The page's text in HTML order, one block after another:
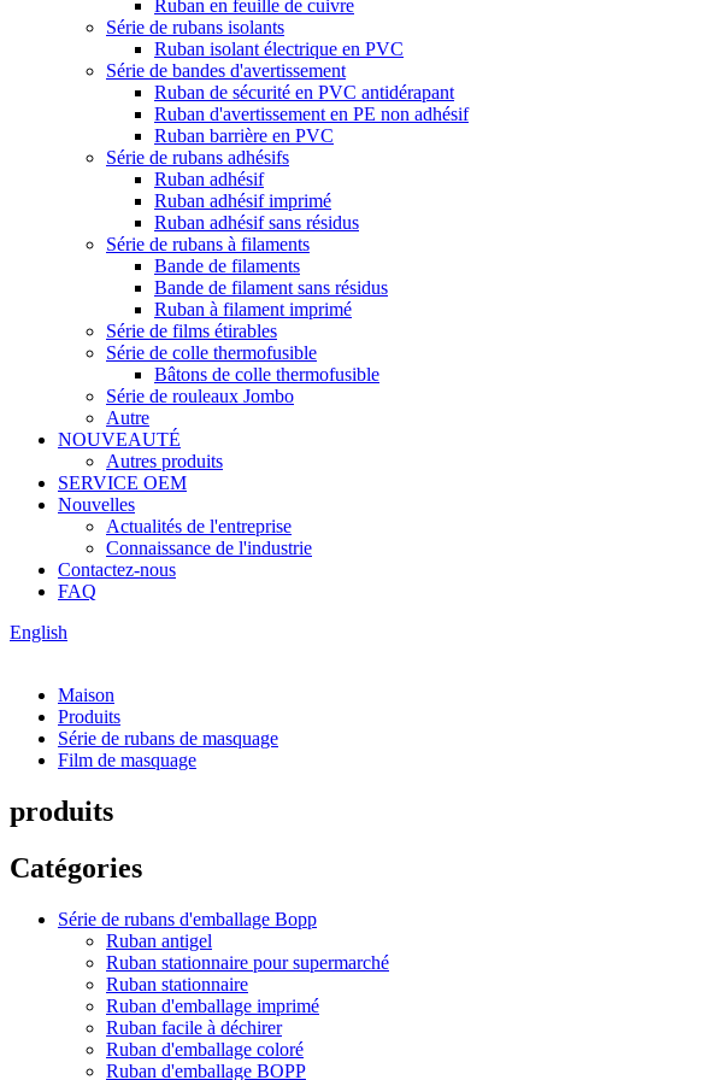
Ruban en feuille de cuivre
Série de rubans isolants
Ruban isolant électrique en PVC
Série de bandes d'avertissement
Ruban de sécurité en PVC antidérapant
Ruban d'avertissement en PE non adhésif
Ruban barrière en PVC
Série de rubans adhésifs
Ruban adhésif
Ruban adhésif imprimé
Ruban adhésif sans résidus
Série de rubans à filaments
Bande de filaments
Bande de filament sans résidus
Ruban à filament imprimé
Série de films étirables
Série de colle thermofusible
Bâtons de colle thermofusible
Série de rouleaux Jombo
Autre
NOUVEAUTÉ
Autres produits
SERVICE OEM
Nouvelles
Actualités de l'entreprise
Connaissance de l'industrie
Contactez-nous
FAQ
English
Maison
Produits
Série de rubans de masquage
Film de masquage
produits
Catégories
Série de rubans d'emballage Bopp
Ruban antigel
Ruban stationnaire pour supermarché
Ruban stationnaire
Ruban d'emballage imprimé
Ruban facile à déchirer
Ruban d'emballage coloré
Ruban d'emballage BOPP